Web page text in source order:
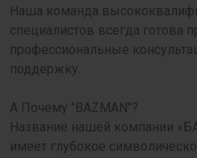
Наша команда
специалистов всегда готова
профессиональные
поддержку.
А Почему "BAZMAN"?
Название нашей компании
имеет глубокое